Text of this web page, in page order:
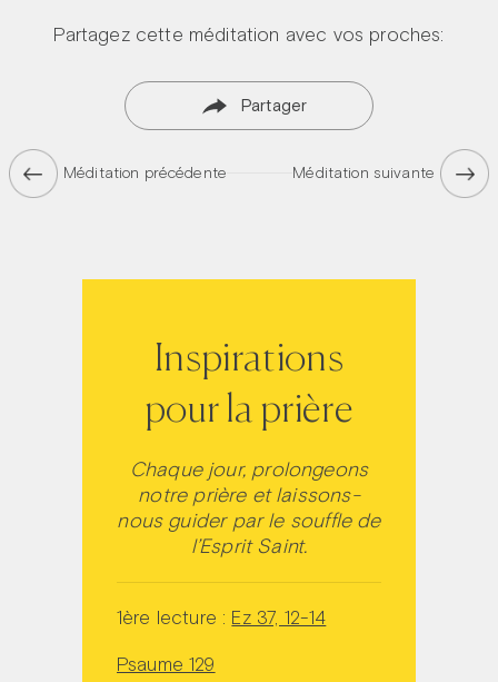
Partagez cette méditation avec vos proches:
Partager
Méditation précédente Méditation suivante
Inspirations
pour la prière
Chaque jour, prolongeons
notre prière et laissons-
nous guider par le souffle de
l’Esprit Saint.
1ère lecture : Ez 37, 12-14
Psaume 129